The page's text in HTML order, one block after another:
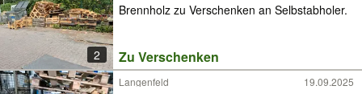
2
Brennholz zu Verschenken an Selbstabholer.
Zu Verschenken
Langenfeld 19.09.2025